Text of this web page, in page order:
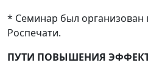
* Семинар был организован
Роспечати.
ПУТИ ПОВЫШЕНИЯ